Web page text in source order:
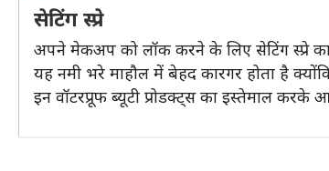
सेटिंग स्प्रे
अपने मेकअप को लॉक करने के लिए सेटिंग स्प्रे
यह नमी भरे माहौल में बेहद कारगर होता है
इन वॉटरप्रूफ ब्यूटी प्रोडक्ट्स का इस्तेमाल